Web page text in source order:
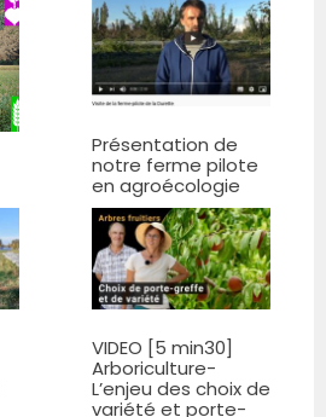
Présentation de
notre ferme pilote
en agroécologie
VIDEO [5 min30]
Arboriculture-
L’enjeu des choix de
variété et porte-